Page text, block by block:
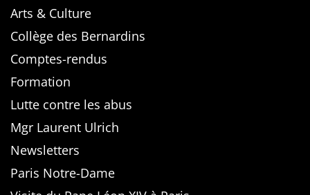
Arts & Culture
Collège des Bernardins
Comptes-rendus
Formation
Lutte contre les abus
Mgr Laurent Ulrich
Newsletters
Paris Notre-Dame